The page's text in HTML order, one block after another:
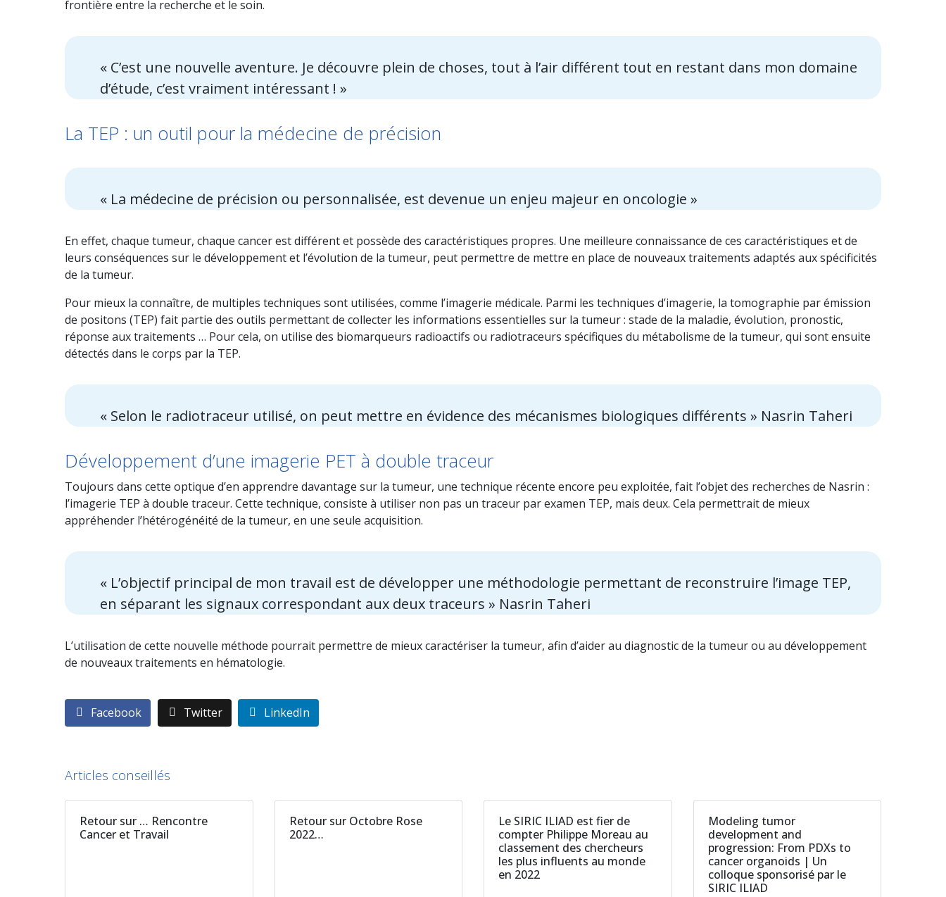
frontière entre la recherche et le soin.
« C’est une nouvelle aventure. Je découvre plein de choses, tout à l’air différent tout en restant dans mon domaine
d’étude, c’est vraiment intéressant ! »
La TEP : un outil pour la médecine de précision
« La médecine de précision ou personnalisée, est devenue un enjeu majeur en oncologie »
En effet, chaque tumeur, chaque cancer est différent et possède des caractéristiques propres. Une meilleure connaissance de ces caractéristiques et de
leurs conséquences sur le développement et l’évolution de la tumeur, peut permettre de mettre en place de nouveaux traitements adaptés aux spécificités
de la tumeur.
Pour mieux la connaître, de multiples techniques sont utilisées, comme l’imagerie médicale. Parmi les techniques d’imagerie, la tomographie par émission
de positons (TEP) fait partie des outils permettant de collecter les informations essentielles sur la tumeur : stade de la maladie, évolution, pronostic,
réponse aux traitements … Pour cela, on utilise des biomarqueurs radioactifs ou radiotraceurs spécifiques du métabolisme de la tumeur, qui sont ensuite
détectés dans le corps par la TEP.
« Selon le radiotraceur utilisé, on peut mettre en évidence des mécanismes biologiques différents » Nasrin Taheri
Développement d’une imagerie PET à double traceur
Toujours dans cette optique d’en apprendre davantage sur la tumeur, une technique récente encore peu exploitée, fait l’objet des recherches de Nasrin :
l’imagerie TEP à double traceur. Cette technique, consiste à utiliser non pas un traceur par examen TEP, mais deux. Cela permettrait de mieux
appréhender l’hétérogénéité de la tumeur, en une seule acquisition.
« L’objectif principal de mon travail est de développer une méthodologie permettant de reconstruire l’image TEP,
en séparant les signaux correspondant aux deux traceurs » Nasrin Taheri
L’utilisation de cette nouvelle méthode pourrait permettre de mieux caractériser la tumeur, afin d’aider au diagnostic de la tumeur ou au développement
de nouveaux traitements en hématologie.
Facebook Twitter LinkedIn
Articles conseillés
Retour sur … Rencontre
Cancer et Travail
Retour sur Octobre Rose
2022…
Le SIRIC ILIAD est fier de
compter Philippe Moreau au
classement des chercheurs
les plus influents au monde
en 2022
Modeling tumor
development and
progression: From PDXs to
cancer organoids | Un
colloque sponsorisé par le
SIRIC ILIAD